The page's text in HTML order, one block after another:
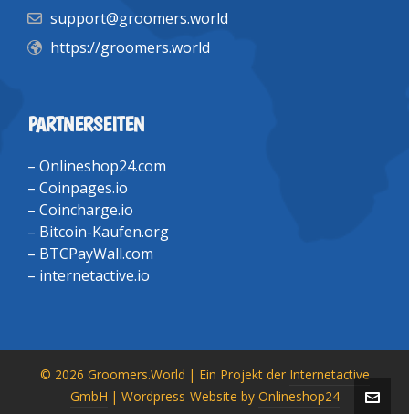
support@groomers.world
https://groomers.world
PARTNERSEITEN
– Onlineshop24.com
– Coinpages.io
– Coincharge.io
– Bitcoin-Kaufen.org
– BTCPayWall.com
– internetactive.io
© 2026 Groomers.World | Ein Projekt der Internetactive
GmbH | Wordpress-Website by Onlineshop24